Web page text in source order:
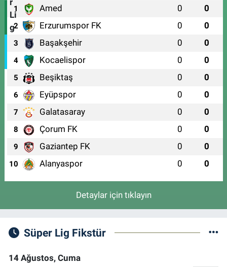
1 Amed 0 0
2 Erzurumspor FK 0 0
3 Başakşehir 0 0
4 Kocaelispor 0 0
5 Beşiktaş 0 0
6 Eyüpspor 0 0
7 Galatasaray 0 0
8 Çorum FK 0 0
9 Gaziantep FK 0 0
10 Alanyaspor 0 0
Detaylar için tıklayın
Süper Lig Fikstür
14 Ağustos, Cuma